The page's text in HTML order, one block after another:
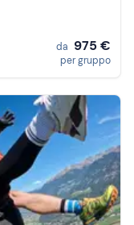
da 975 €
per gruppo